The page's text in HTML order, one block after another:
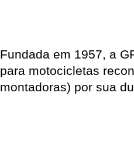
Fundada em 1957, a
para motocicletas
montadoras) por sua